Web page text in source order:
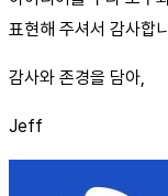
표현해 주셔서 감사합
감사와 존경을 담아,
Jeff